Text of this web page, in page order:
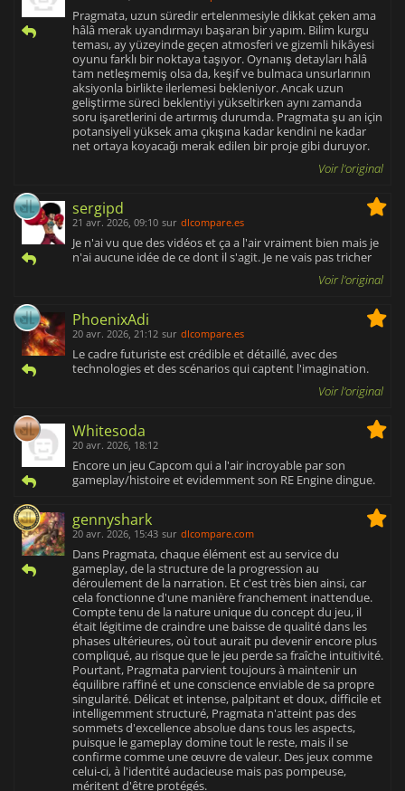
Pragmata, uzun süredir ertelenmesiyle dikkat çeken ama
hâlâ merak uyandırmayı başaran bir yapım. Bilim kurgu
teması, ay yüzeyinde geçen atmosferi ve gizemli hikâyesi
oyunu farklı bir noktaya taşıyor. Oynanış detayları hâlâ
tam netleşmemiş olsa da, keşif ve bulmaca unsurlarının
aksiyonla birlikte ilerlemesi bekleniyor. Ancak uzun
geliştirme süreci beklentiyi yükseltirken aynı zamanda
soru işaretlerini de artırmış durumda. Pragmata şu an için
potansiyeli yüksek ama çıkışına kadar kendini ne kadar
net ortaya koyacağı merak edilen bir proje gibi duruyor.
Voir l'original
sergipd
21 avr. 2026, 09:10 sur dlcompare.es
Je n'ai vu que des vidéos et ça a l'air vraiment bien mais je
n'ai aucune idée de ce dont il s'agit. Je ne vais pas tricher
Voir l'original
PhoenixAdi
20 avr. 2026, 21:12 sur dlcompare.es
Le cadre futuriste est crédible et détaillé, avec des
technologies et des scénarios qui captent l'imagination.
Voir l'original
Whitesoda
20 avr. 2026, 18:12
Encore un jeu Capcom qui a l'air incroyable par son
gameplay/histoire et evidemment son RE Engine dingue.
gennyshark
20 avr. 2026, 15:43 sur dlcompare.com
Dans Pragmata, chaque élément est au service du
gameplay, de la structure de la progression au
déroulement de la narration. Et c'est très bien ainsi, car
cela fonctionne d'une manière franchement inattendue.
Compte tenu de la nature unique du concept du jeu, il
était légitime de craindre une baisse de qualité dans les
phases ultérieures, où tout aurait pu devenir encore plus
compliqué, au risque que le jeu perde sa fraîche intuitivité.
Pourtant, Pragmata parvient toujours à maintenir un
équilibre raffiné et une conscience enviable de sa propre
singularité. Délicat et intense, palpitant et doux, difficile et
intelligemment structuré, Pragmata n'atteint pas des
sommets d'excellence absolue dans tous les aspects,
puisque le gameplay domine tout le reste, mais il se
confirme comme une œuvre de valeur. Des jeux comme
celui-ci, à l'identité audacieuse mais pas pompeuse,
méritent d'être protégés.